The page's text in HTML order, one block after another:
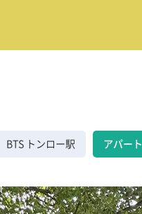
BTS トンロー駅 アパート